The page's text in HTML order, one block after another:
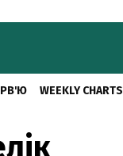
WEEKLY CHARTS